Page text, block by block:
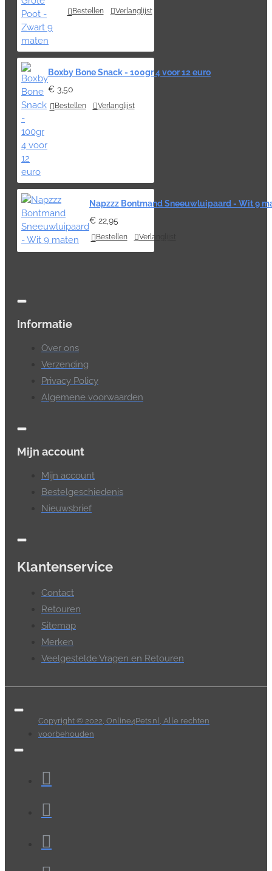
Bestellen Verlanglijst
Boxby Bone Snack - 100gr 4 voor 12 euro
€ 3,50
Bestellen Verlanglijst
Napzzz Bontmand Sneeuwluipaard - Wit 9
€ 22,95
Bestellen Verlanglijst
Informatie
Over ons
Verzending
Privacy Policy
Algemene voorwaarden
Mijn account
Mijn account
Bestelgeschiedenis
Nieuwsbrief
Klantenservice
Contact
Retouren
Sitemap
Merken
Veelgestelde Vragen en Retouren
Copyright © 2022, Online4Pets.nl, Alle rechten
voorbehouden